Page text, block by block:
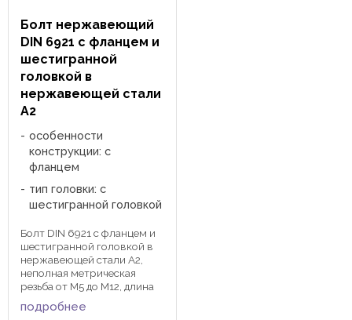
Болт нержавеющий
DIN 6921 с фланцем и
шестигранной
головкой в
нержавеющей стали
А2
особенности
конструкции: с
фланцем
тип головки: с
шестигранной головкой
Болт DIN 6921 с фланцем и
шестигранной головкой в
нержавеющей стали А2,
неполная метрическая
резьба от М5 до М12, длина
от 10 до 100 мм. Болт имеет
фланец со стопорящими
подробнее